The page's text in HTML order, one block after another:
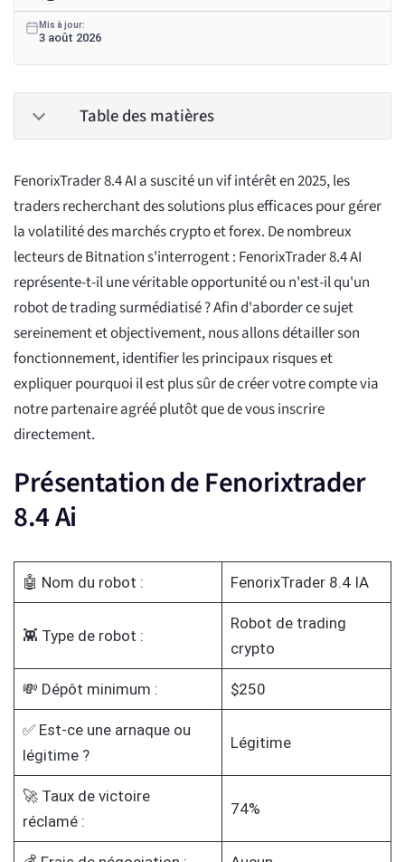
Mis à jour:
3 août 2026
Table des matières
FenorixTrader 8.4 AI a suscité un vif intérêt en 2025, les
traders recherchant des solutions plus efficaces pour gérer
la volatilité des marchés crypto et forex. De nombreux
lecteurs de Bitnation s'interrogent : FenorixTrader 8.4 AI
représente-t-il une véritable opportunité ou n'est-il qu'un
robot de trading surmédiatisé ? Afin d'aborder ce sujet
sereinement et objectivement, nous allons détailler son
fonctionnement, identifier les principaux risques et
expliquer pourquoi il est plus sûr de créer votre compte via
notre partenaire agréé plutôt que de vous inscrire
directement.
Présentation de Fenorixtrader
8.4 Ai
🤖 Nom du robot : FenorixTrader 8.4 IA
👾 Type de robot :
Robot de trading
crypto
💸 Dépôt minimum : $250
✅ Est-ce une arnaque ou
légitime ?
Légitime
🚀 Taux de victoire
réclamé :
74%